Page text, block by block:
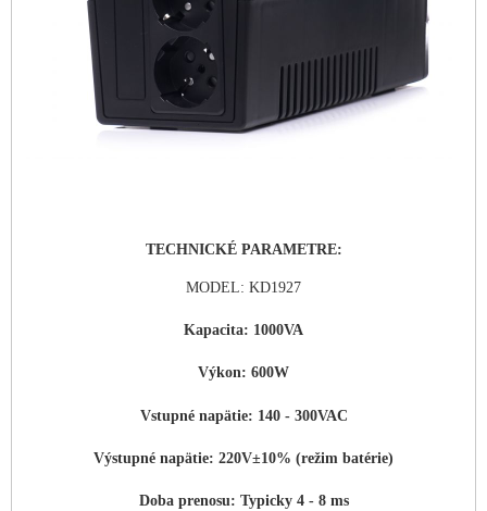
TECHNICKÉ PARAMETRE:
MODEL: KD1927
Kapacita: 1000VA
Výkon: 600W
Vstupné napätie: 140 - 300VAC
Výstupné napätie: 220V±10% (režim batérie)
Doba prenosu: Typicky 4 - 8 ms